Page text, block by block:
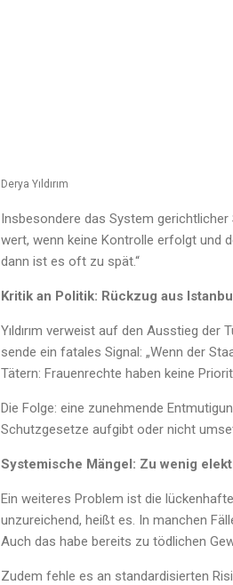
Derya Yıldırım
Insbesondere das System
wert, wenn keine Kontrolle erfolgt und
dann ist es oft zu spät.“
Kritik an Politik: Rückzug aus
Yıldırım verweist auf den Ausstieg
sende ein fatales Signal: „Wenn der
Tätern: Frauenrechte haben keine
Die Folge: eine zunehmende
Schutzgesetze aufgibt oder nicht
Systemische Mängel: Zu wenig
Ein weiteres Problem ist die
unzureichend, heißt es. In manchen
Auch das habe bereits zu tödlichen
Zudem fehle es an standardisierten